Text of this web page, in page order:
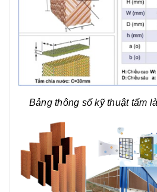
Bảng thông số kỹ thuật tấm